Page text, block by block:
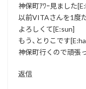
神保町ｱﾜｰ見ました
以前VITAさんを1度
よろしくて[E:sun]
もう､とりこです
神保町行くので頑張
返信